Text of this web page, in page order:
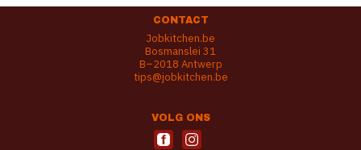
CONTACT
Jobkitchen.be
Bosmanslei 31
B–2018 Antwerp
tips@jobkitchen.be
VOLG ONS